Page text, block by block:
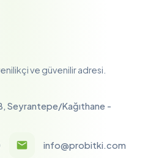
ve güvenilir adresi.
Seyrantepe/Kağıthane -
info@probitki.com